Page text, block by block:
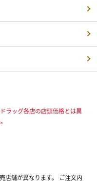
ラッグ各店の店頭価格とは異
店舗が異なります。 ご注文内